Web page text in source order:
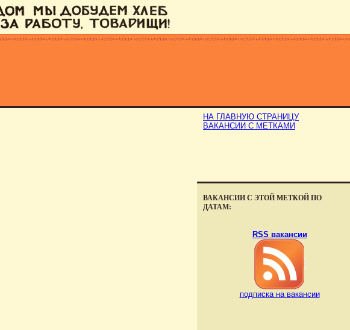
НА ГЛАВНУЮ СТРАНИЦУ
ВАКАНСИИ С МЕТКАМИ
ВАКАНСИИ С ЭТОЙ МЕТКОЙ ПО
ДАТАМ:
RSS вакансии
подписка на вакансии